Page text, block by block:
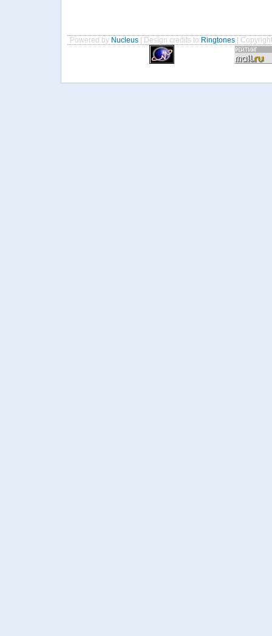
Powered by Nucleus | Design credits to Ringtones |